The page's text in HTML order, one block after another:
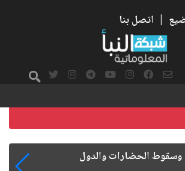
| اتصل بنا
الموظفين على صفيح ساخن